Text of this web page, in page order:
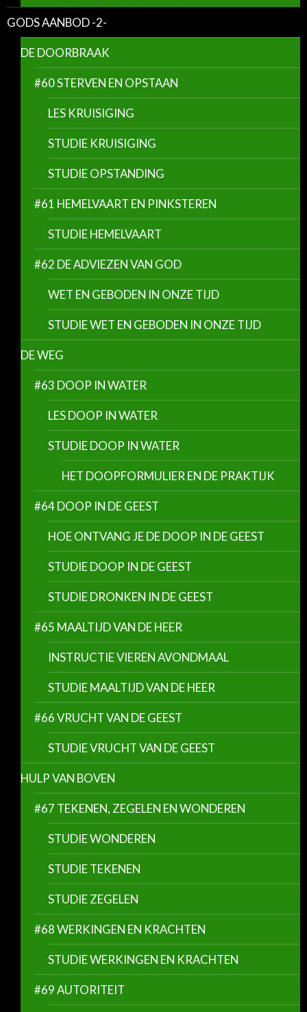
GODS AANBOD -2-
DE DOORBRAAK
#60 STERVEN EN OPSTAAN
LES KRUISIGING
STUDIE KRUISIGING
STUDIE OPSTANDING
#61 HEMELVAART EN PINKSTEREN
STUDIE HEMELVAART
#62 DE ADVIEZEN VAN GOD
WET EN GEBODEN IN ONZE TIJD
STUDIE WET EN GEBODEN IN ONZE TIJD
DE WEG
#63 DOOP IN WATER
LES DOOP IN WATER
STUDIE DOOP IN WATER
HET DOOPFORMULIER EN DE PRAKTIJK
#64 DOOP IN DE GEEST
HOE ONTVANG JE DE DOOP IN DE GEEST
STUDIE DOOP IN DE GEEST
STUDIE DRONKEN IN DE GEEST
#65 MAALTIJD VAN DE HEER
INSTRUCTIE VIEREN AVONDMAAL
STUDIE MAALTIJD VAN DE HEER
#66 VRUCHT VAN DE GEEST
STUDIE VRUCHT VAN DE GEEST
HULP VAN BOVEN
#67 TEKENEN, ZEGELEN EN WONDEREN
STUDIE WONDEREN
STUDIE TEKENEN
STUDIE ZEGELEN
#68 WERKINGEN EN KRACHTEN
STUDIE WERKINGEN EN KRACHTEN
#69 AUTORITEIT